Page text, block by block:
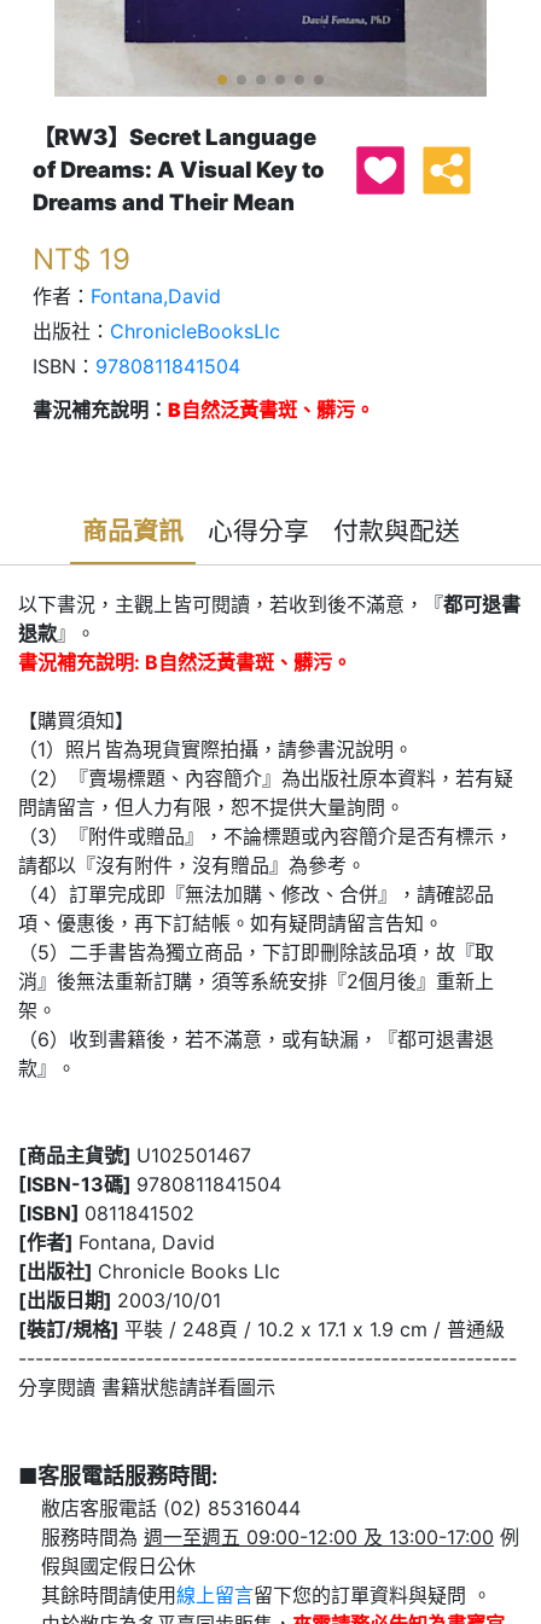
【RW3】Secret Language
of Dreams: A Visual Key to
Dreams and Their Mean
NT$ 19
作者： Fontana,David
出版社： ChronicleBooksLlc
ISBN： 9780811841504
書況補充說明： B自然泛黃書斑、髒污。
商品資訊 心得分享 付款與配送
以下書況，主觀上皆可閱讀，若收到後不滿意，『都可退書
退款』。
書況補充說明: B自然泛黃書斑、髒污。
【購買須知】
（1）照片皆為現貨實際拍攝，請參書況說明。
（2）『賣場標題、內容簡介』為出版社原本資料，若有疑
問請留言，但人力有限，恕不提供大量詢問。
（3）『附件或贈品』，不論標題或內容簡介是否有標示，
請都以『沒有附件，沒有贈品』為參考。
（4）訂單完成即『無法加購、修改、合併』，請確認品
項、優惠後，再下訂結帳。如有疑問請留言告知。
（5）二手書皆為獨立商品，下訂即刪除該品項，故『取
消』後無法重新訂購，須等系統安排『2個月後』重新上
架。
（6）收到書籍後，若不滿意，或有缺漏，『都可退書退
款』。
[商品主貨號] U102501467
[ISBN-13碼] 9780811841504
[ISBN] 0811841502
[作者] Fontana, David
[出版社] Chronicle Books Llc
[出版日期] 2003/10/01
[裝訂/規格] 平裝 / 248頁 / 10.2 x 17.1 x 1.9 cm / 普通級
-----------------------------------------------------------
分享閱讀 書籍狀態請詳看圖示
■客服電話服務時間:
敝店客服電話 (02) 85316044
服務時間為 週一至週五 09:00-12:00 及 13:00-17:00 例
假與國定假日公休
其餘時間請使用線上留言
留下您的訂單資料與疑問 。